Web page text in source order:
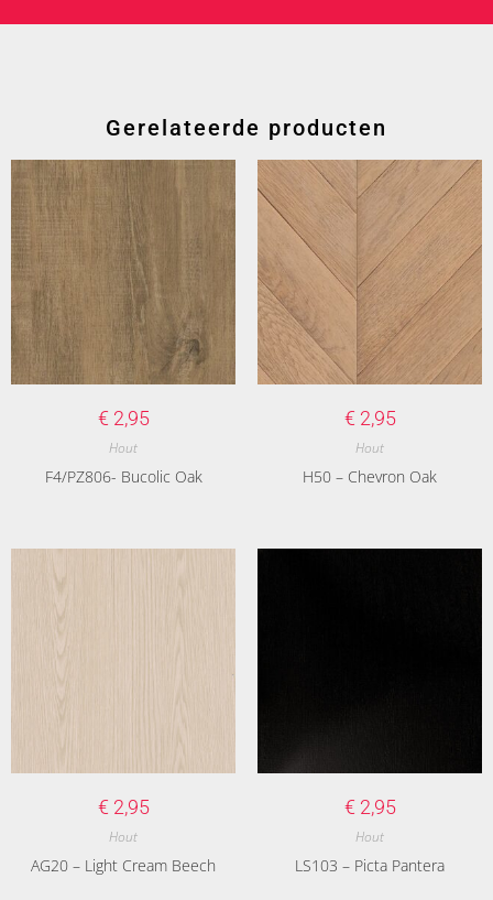
Gerelateerde producten
€ 2,95
Hout
F4/PZ806- Bucolic Oak
€ 2,95
Hout
H50 – Chevron Oak
€ 2,95
Hout
AG20 – Light Cream Beech
€ 2,95
Hout
LS103 – Picta Pantera